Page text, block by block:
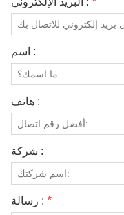
اسم :
هاتف :
شركة :
رسالة : *